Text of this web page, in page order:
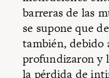
barreras de las
se supone que
también, debido
profundizaron y
la pérdida de